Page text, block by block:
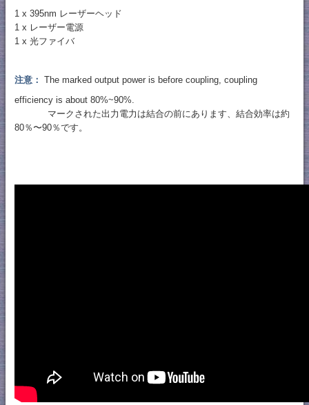
1 x 395nm レーザーヘッド
1 x レーザー電源
1 x 光ファイバ
注意： The marked output power is before coupling, coupling
efficiency is about 80%~90%.
マークされた出力電力は結合の前にあります、結合効率は約
80％〜90％です。